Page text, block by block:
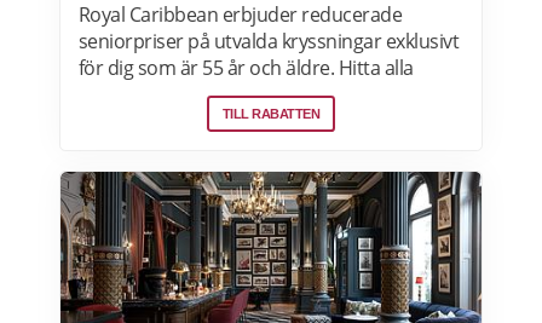
Royal Caribbean erbjuder reducerade
seniorpriser på utvalda kryssningar exklusivt
för dig som är 55 år och äldre. Hitta alla
Royal Caribbean kryssningar med
TILL RABATTEN